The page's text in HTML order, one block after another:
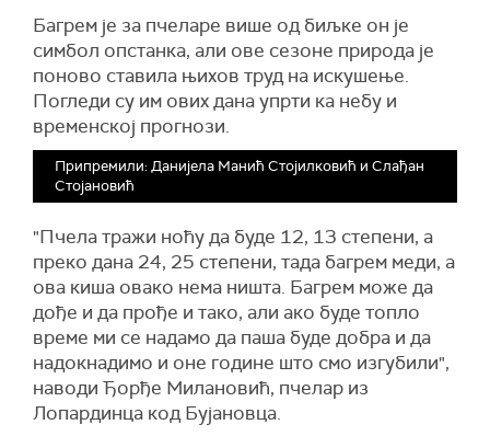
Багрем је за пчеларе више од биљке он је
симбол опстанка, али ове сезоне природа је
поново ставила њихов труд на искушење.
Погледи су им ових дана упрти ка небу и
временској прогнози.
Припремили: Данијела Манић Стојилковић и Слађан
Стојановић
"Пчела тражи ноћу да буде 12, 13 степени, а
преко дана 24, 25 степени, тада багрем меди, а
ова киша овако нема ништа. Багрем може да
дође и да прође и тако, али ако буде топло
време ми се надамо да паша буде добра и да
надокнадимо и оне године што смо изгубили",
наводи Ђорђе Милановић, пчелар из
Лопардинца код Бујановца.